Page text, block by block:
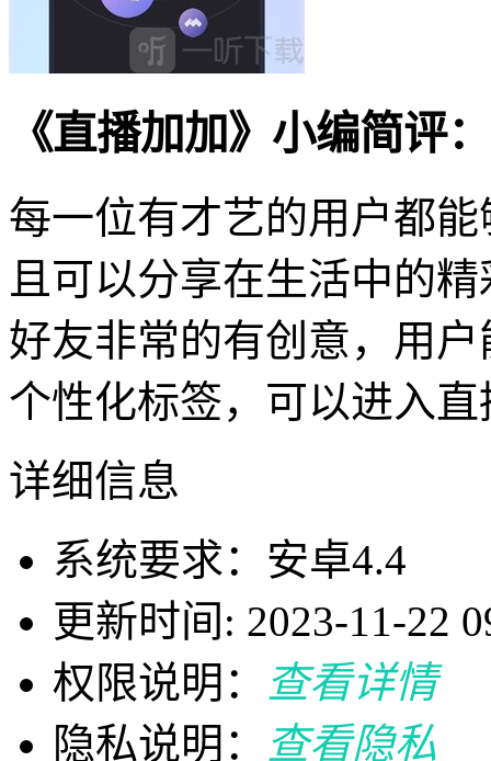
《直播加加》小编简评：
每一位有才艺的用户都
且可以分享在生活中的
好友非常的有创意，用
个性化标签，可以进入
详细信息
系统要求：安卓4.4
更新时间: 2023-11-22
权限说明：
查看详情
隐私说明：
查看隐私